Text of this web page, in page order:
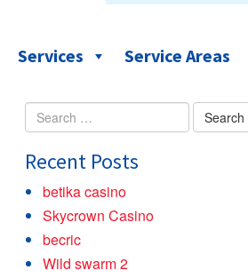
Services Service Areas
Search
for:
Recent Posts
betika casino
Skycrown Casino
becric
Wild swarm 2